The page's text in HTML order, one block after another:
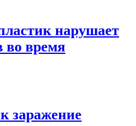
нарушает
во время
заражение